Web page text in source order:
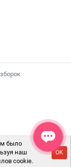
было
наш
cookie.
OK